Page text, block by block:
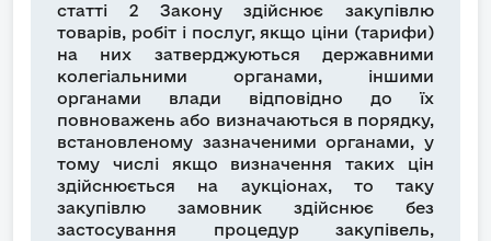
статті 2 Закону здійснює закупівлю
товарів, робіт і послуг, якщо ціни (тарифи)
на них затверджуються державними
колегіальними органами, іншими
органами влади відповідно до їх
повноважень або визначаються в порядку,
встановленому зазначеними органами, у
тому числі якщо визначення таких цін
здійснюється на аукціонах, то таку
закупівлю замовник здійснює без
застосування процедур закупівель,